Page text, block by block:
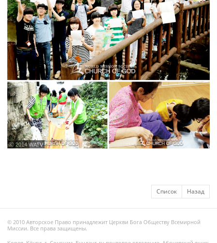
ⓒ 2014 WATV
Список Назад
© 2010 Авторское Право принадлежит Церкви Бога Обществу Всемирной
Миссии. Все права защищены.